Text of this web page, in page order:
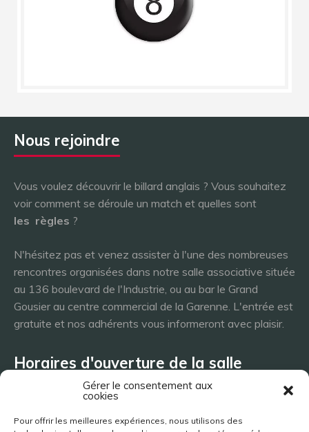
Gérer le consentement aux
cookies
Pour offrir les meilleures expériences, nous utilisons des
Nous rejoindre
Vous voulez découvrir le billard anglais ? Vous souhaitez
voir comment se déroule un match et quelles sont
les règles ?
N'hésitez pas et venez assister à l'une des nombreuses
rencontres organisées dans notre salle associative située
au 136 boulevard de l'Industrie, ou au bar le Grand
Gousier au centre commercial de la Garenne. L'entrée est
gratuite et nos adhérents vous informeront avec plaisir.
Horaires d'ouverture de la salle
Mardi 8h - 23h